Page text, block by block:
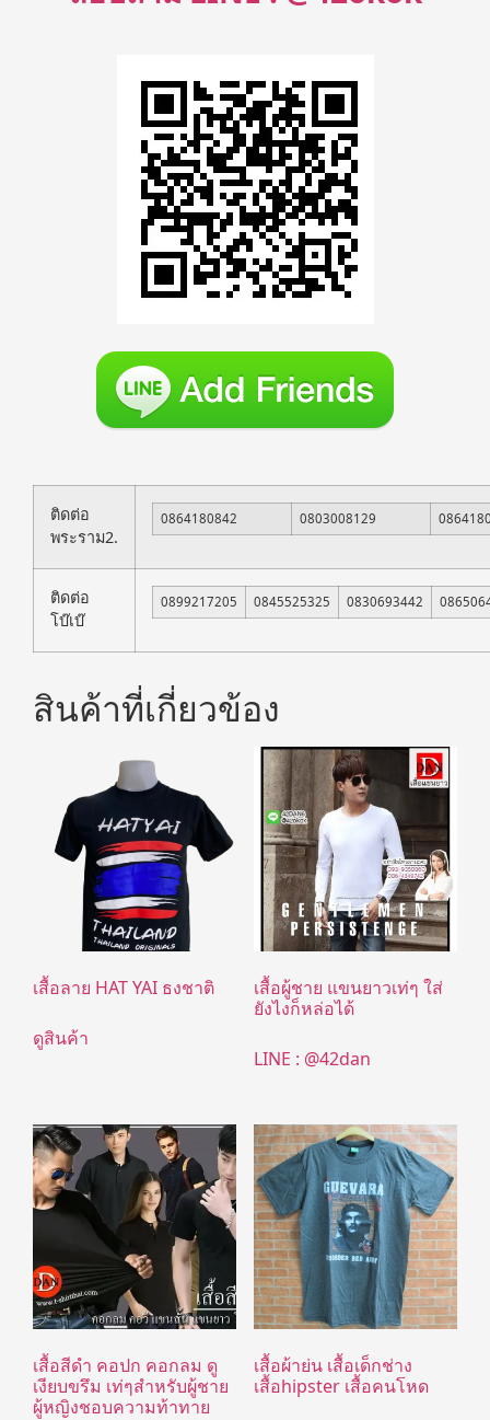
ติดต่อ
พระราม2.
0864180842 0803008129
ติดต่อ
โบ๊เบ๊
0899217205 0845525325 0830693442
สินค้าที่เกี่ยวข้อง
เสื้อลาย HAT YAI ธงชาติ
ดูสินค้า
เสื้อผู้ชาย แขนยาวเท่ๆ ใส่
ยังไงก็หล่อได้
LINE : @42dan
เสื้อสีดำ คอปก คอกลม ดู
เงียบขรึม เท่ๆสำหรับผู้ชาย
ผู้หญิงชอบความท้าทาย
เสื้อผ้าย่น เสื้อเด็กช่าง
เสื้อhipster เสื้อคนโหด